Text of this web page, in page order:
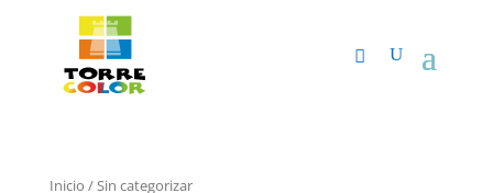
Inicio / Sin categorizar